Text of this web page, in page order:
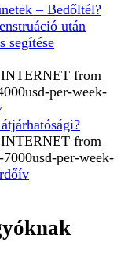
– Bedőltél?
után
segítése
from
per-week-
from
per-week-